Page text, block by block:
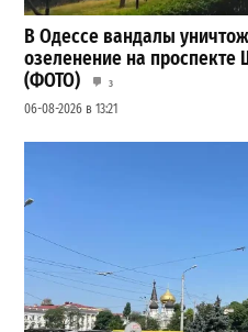
В Одессе вандалы
озеленение на
(ФОТО)
3
06-08-2026 в 13:21